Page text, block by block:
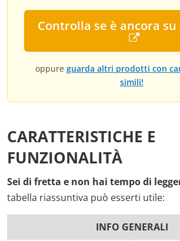
Controlla se è ancora su
oppure guarda altri prodotti con
simili!
CARATTERISTICHE E
FUNZIONALITÀ
Sei di fretta e non hai tempo di
tabella riassuntiva può esserti utile:
INFO GENERALI